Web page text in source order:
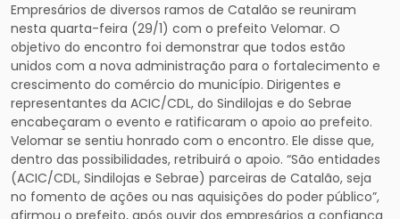
Empresários de diversos ramos de Catalão se reuniram
nesta quarta-feira (29/1) com o prefeito Velomar. O
objetivo do encontro foi demonstrar que todos estão
unidos com a nova administração para o fortalecimento e
crescimento do comércio do município. Dirigentes e
representantes da ACIC/CDL, do Sindilojas e do Sebrae
encabeçaram o evento e ratificaram o apoio ao prefeito.
Velomar se sentiu honrado com o encontro. Ele disse que,
dentro das possibilidades, retribuirá o apoio. “São entidades
(ACIC/CDL, Sindilojas e Sebrae) parceiras de Catalão, seja
no fomento de ações ou nas aquisições do poder público”,
afirmou o prefeito, após ouvir dos empresários a confiança